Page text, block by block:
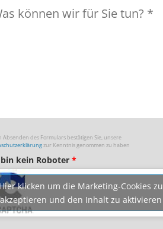
Absenden des Formulars bestätigen Sie, unsere
zur Kenntnis genommen zu haben
kein Roboter *
klicken um die Marketing-Cookies zu
akzeptieren und den Inhalt zu aktivieren